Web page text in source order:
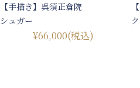
【手描き】呉須正倉院
シュガー
¥66,000(税込)